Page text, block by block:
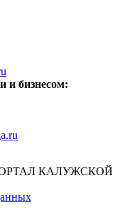
и бизнесом:
КАЛУЖСКОЙ